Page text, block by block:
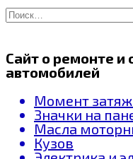
Перейти
к
Search
for:
Сайт о ремонте и
автомобилей
Момент
Значки на
Масла
Кузов